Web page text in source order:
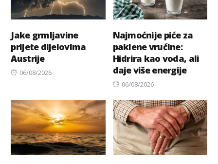
Jake grmljavine
prijete dijelovima
Austrije
Posted
06/08/2026
Najmoćnije piće za
paklene vrućine:
Hidrira kao voda, ali
daje više energije
Posted
06/08/2026